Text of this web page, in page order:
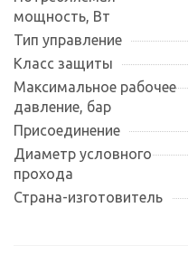
мощность, Вт
Тип управление
Класс защиты
Максимальное рабочее
давление, бар
Присоединение
Диаметр условного
прохода
Страна-изготовитель